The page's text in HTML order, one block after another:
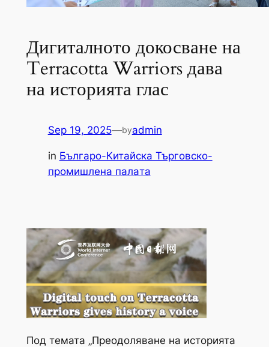
Дигиталното докосване на
Terracotta Warriors дава
на историята глас
Sep 19, 2025—byadmin
in Българо-Китайска Търговско-
промишлена палaта
Под темата „Преодоляване на историята